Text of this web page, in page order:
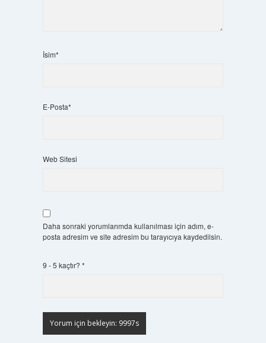
İsim*
E-Posta*
Web Sitesi
Daha sonraki yorumlarımda kullanılması için adım, e-
posta adresim ve site adresim bu tarayıcıya kaydedilsin.
9 - 5 kaçtır? *